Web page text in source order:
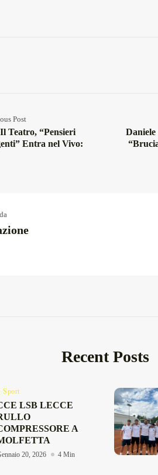
Post
Teatro, “Pensieri
Entra nel Vivo:
Daniele
Recent Posts
Sport
LSB LECCE
A
20, 2026 4 Min